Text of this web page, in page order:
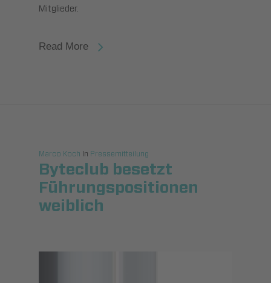
Mitglieder.
Read More
Marco Koch In Pressemitteilung
Byteclub besetzt
Führungspositionen
weiblich